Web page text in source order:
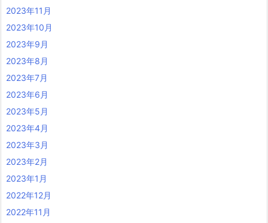
2023年11月
2023年10月
2023年9月
2023年8月
2023年7月
2023年6月
2023年5月
2023年4月
2023年3月
2023年2月
2023年1月
2022年12月
2022年11月